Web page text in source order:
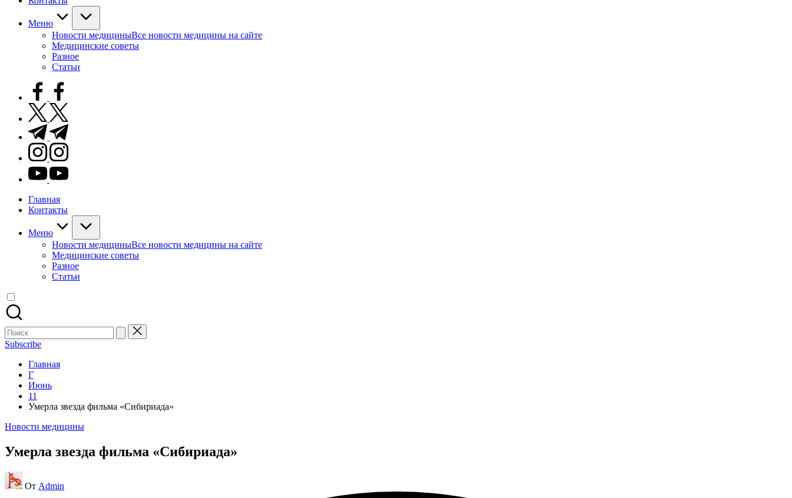
Меню
Новости медициныВсе новости медицины на сайте
Медицинские советы
Разное
Статьи
facebook.com
twitter.com
t.me
instagram.com
youtube.com
Главная
Контакты
Меню
Новости медициныВсе новости медицины на сайте
Медицинские советы
Разное
Статьи
Поиск
для:
Subscribe
Главная
Г
Июнь
11
Умерла звезда фильма «Сибириада»
Опубликовано
Новости медицины
Умерла звезда фильма «Сибириада»
Запись
от
От Admin